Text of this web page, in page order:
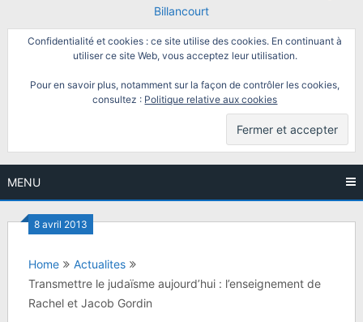
Billancourt
Confidentialité et cookies : ce site utilise des cookies. En continuant à
utiliser ce site Web, vous acceptez leur utilisation.
Pour en savoir plus, notamment sur la façon de contrôler les cookies,
consultez : Politique relative aux cookies
MENU
8 avril 2013
Home
Actualites
Transmettre le judaïsme aujourd’hui : l’enseignement de
Rachel et Jacob Gordin